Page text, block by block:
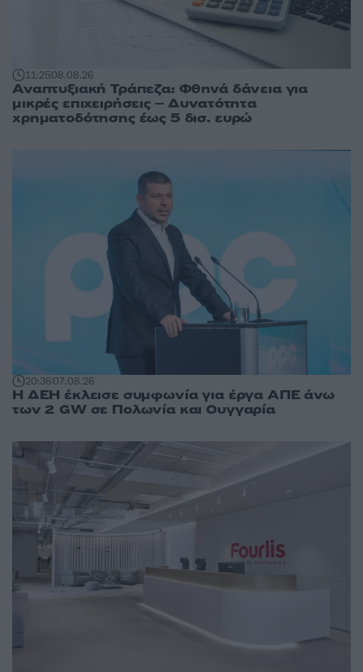
11:2508.08.26
Αναπτυξιακή Τράπεζα: Φθηνά δάνεια για
μικρές επιχειρήσεις – Δυνατότητα
χρηματοδότησης έως 5 δισ. ευρώ
20:3607.08.26
Η ΔΕΗ έκλεισε συμφωνία για έργα ΑΠΕ άνω
των 2 GW σε Πολωνία και Ουγγαρία